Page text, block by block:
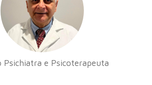
Psichiatra e Psicoterapeuta